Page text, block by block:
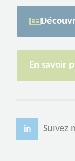
En savoir
Suivez